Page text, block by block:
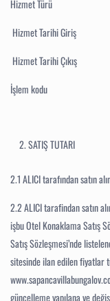
Hizmet
Hizmet Tarihi
Hizmet Tarihi
İşlem
SATIŞ TUTARI
2.1ALICI tarafından satın
2.2ALICI tarafindan satın
işbu Otel Konaklama Satış
Satış Sözleşmesi’nde
sitesinde ilan edilen fiyatlar
güncelleme yapılana ve